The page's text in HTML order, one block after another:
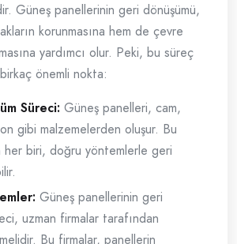
Güneş panellerinin geri dönüşümü,
korunmasına hem de çevre
yardımcı olur. Peki, bu süreç
önemli nokta:
Süreci: Güneş panelleri, cam,
gibi malzemelerden oluşur. Bu
her biri, doğru yöntemlerle geri
Güneş panellerinin geri
uzman firmalar tarafından
Bu firmalar, panellerin